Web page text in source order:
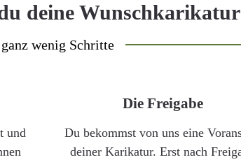
deine Wunschkarikatur
wenig Schritte
und
Die Freigabe
Du bekommst von uns eine
deiner Karikatur. Erst nach